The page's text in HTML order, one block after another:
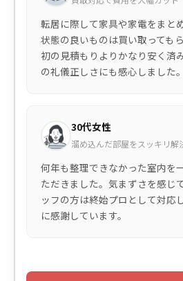
転居に際して家具や家電をまと
状態の良いものは買い取っても
初の見積もりよりかなり安く済
の礼儀正しさにも感心しました。
30代女性
溜め込んだ部屋をスッキリ解
何年も整理できなかった室内を
ただきました。気まずさを感じ
ッフの方は終始プロとして対応
に感謝しています。